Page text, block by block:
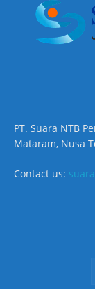
PT. Suara NTB
Mataram, Nusa
Contact us: